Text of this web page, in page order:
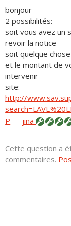
bonjour
2 possibilités:
soit vous avez un
revoir la notice
soit quelque
et le montant de
intervenir
site:
http://
P — jina
Cette question a
commentaires.